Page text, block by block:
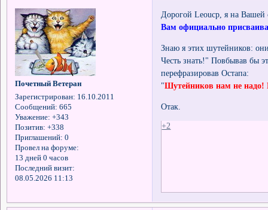
Почетный Ветеран
Зарегистрирован: 16.10.2011
Сообщений: 665
Уважение: +343
Позитив: +338
Приглашений: 0
Провел на форуме:
13 дней 0 часов
Последний визит:
08.05.2026 11:13
Дорогой Leoucp, я на Вашей
Вам официально
Знаю я этих шутейников:
Честь знать!" Повбывав бы
перефразировав Остапа:
"Шутейников нам не
Отак.
+2